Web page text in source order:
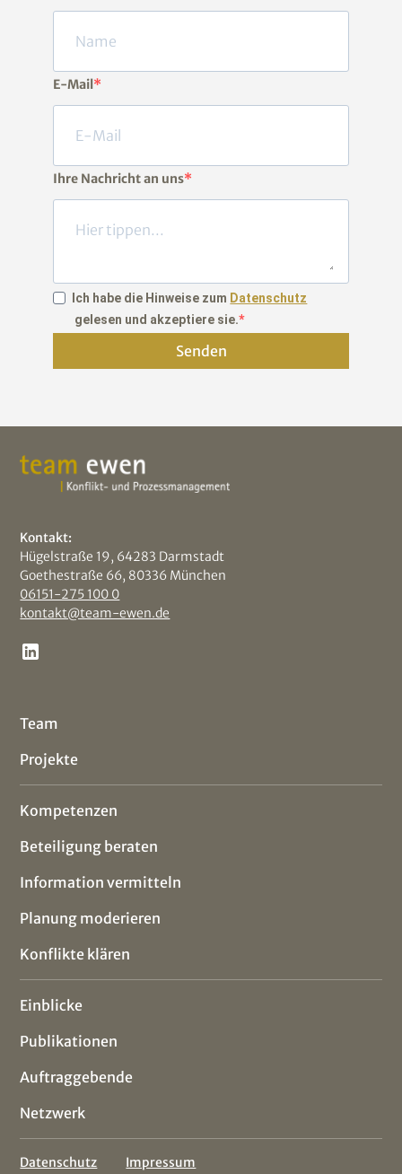
E-Mail
Ihre Nachricht an uns
Ich habe die Hinweise zum Datenschutz
gelesen und akzeptiere sie.
Senden
Kontakt:
Hügelstraße 19, 64283 Darmstadt
Goethestraße 66, 80336 München
06151-275 100 0
kontakt@team-ewen.de
Team
Projekte
Kompetenzen
Beteiligung beraten
Information vermitteln
Planung moderieren
Konflikte klären
Einblicke
Publikationen
Auftraggebende
Netzwerk
Datenschutz Impressum